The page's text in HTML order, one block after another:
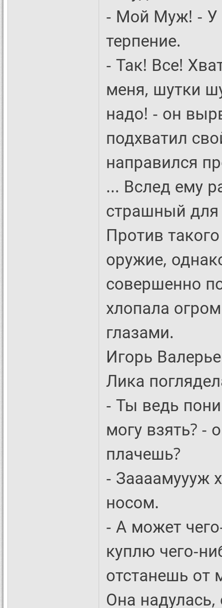
- Мой Муж! - У
терпение.
- Так! Все!
меня, шутки
надо! - он
подхватил
направился
... Вслед ему
страшный
Против
оружие,
совершенно
хлопала
глазами.
Игорь
Лика
- Ты ведь
могу взять? -
плачешь?
- Заааамуууж
носом.
- А может
куплю чего-
отстанешь от
Она